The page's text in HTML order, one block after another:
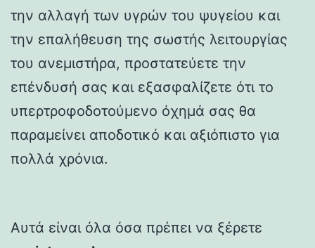
την αλλαγή των υγρών του ψυγείου και
την επαλήθευση της σωστής λειτουργίας
του ανεμιστήρα, προστατεύετε την
επένδυσή σας και εξασφαλίζετε ότι το
υπερτροφοδοτούμενο όχημά σας θα
παραμείνει αποδοτικό και αξιόπιστο για
πολλά χρόνια.
Αυτά είναι όλα όσα πρέπει να ξέρετε